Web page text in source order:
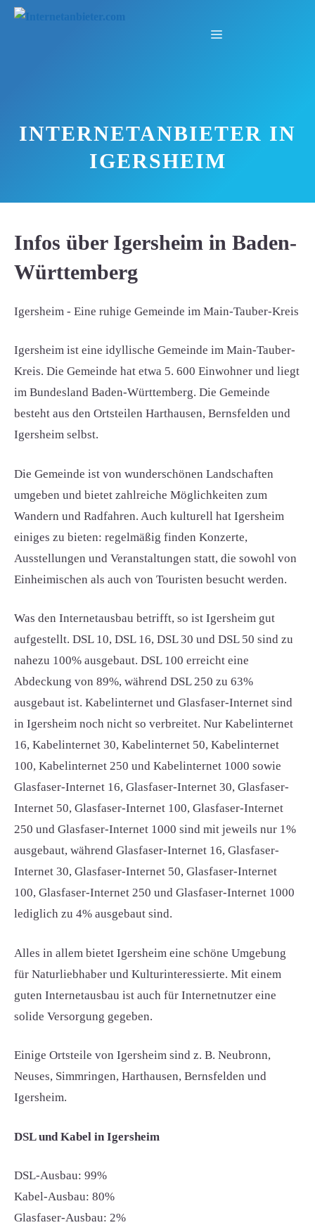
Zum
Menü
INTERNETANBIETER IN
IGERSHEIM
Infos über Igersheim in Baden-
Württemberg
Igersheim - Eine ruhige Gemeinde im Main-Tauber-Kreis
Igersheim ist eine idyllische Gemeinde im Main-Tauber-
Kreis. Die Gemeinde hat etwa 5. 600 Einwohner und liegt
im Bundesland Baden-Württemberg. Die Gemeinde
besteht aus den Ortsteilen Harthausen, Bernsfelden und
Igersheim selbst.
Die Gemeinde ist von wunderschönen Landschaften
umgeben und bietet zahlreiche Möglichkeiten zum
Wandern und Radfahren. Auch kulturell hat Igersheim
einiges zu bieten: regelmäßig finden Konzerte,
Ausstellungen und Veranstaltungen statt, die sowohl von
Einheimischen als auch von Touristen besucht werden.
Was den Internetausbau betrifft, so ist Igersheim gut
aufgestellt. DSL 10, DSL 16, DSL 30 und DSL 50 sind zu
nahezu 100% ausgebaut. DSL 100 erreicht eine
Abdeckung von 89%, während DSL 250 zu 63%
ausgebaut ist. Kabelinternet und Glasfaser-Internet sind
in Igersheim noch nicht so verbreitet. Nur Kabelinternet
16, Kabelinternet 30, Kabelinternet 50, Kabelinternet
100, Kabelinternet 250 und Kabelinternet 1000 sowie
Glasfaser-Internet 16, Glasfaser-Internet 30, Glasfaser-
Internet 50, Glasfaser-Internet 100, Glasfaser-Internet
250 und Glasfaser-Internet 1000 sind mit jeweils nur 1%
ausgebaut, während Glasfaser-Internet 16, Glasfaser-
Internet 30, Glasfaser-Internet 50, Glasfaser-Internet
100, Glasfaser-Internet 250 und Glasfaser-Internet 1000
lediglich zu 4% ausgebaut sind.
Alles in allem bietet Igersheim eine schöne Umgebung
für Naturliebhaber und Kulturinteressierte. Mit einem
guten Internetausbau ist auch für Internetnutzer eine
solide Versorgung gegeben.
Einige Ortsteile von Igersheim sind z. B. Neubronn,
Neuses, Simmringen, Harthausen, Bernsfelden und
Igersheim.
DSL und Kabel in Igersheim
DSL-Ausbau: 99%
Kabel-Ausbau: 80%
Glasfaser-Ausbau: 2%